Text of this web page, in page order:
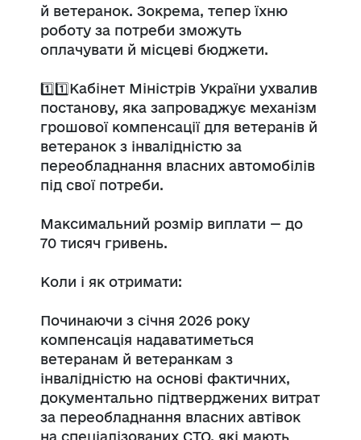
й ветеранок. Зокрема, тепер їхню
роботу за потреби зможуть
оплачувати й місцеві бюджети.
1️⃣1️⃣Кабінет Міністрів України ухвалив
постанову, яка запроваджує механізм
грошової компенсації для ветеранів й
ветеранoк з інвалідністю за
переобладнання власних автомобілів
під свої потреби.
Максимальний розмір виплати — до
70 тисяч гривень.
Коли і як отримати:
Починаючи з січня 2026 року
компенсація надаватиметься
ветеранам й ветеранкам з
інвалідністю на основі фактичних,
документально підтверджених витрат
за переобладнання власних автівок
на спеціалізованих СТО, які мають